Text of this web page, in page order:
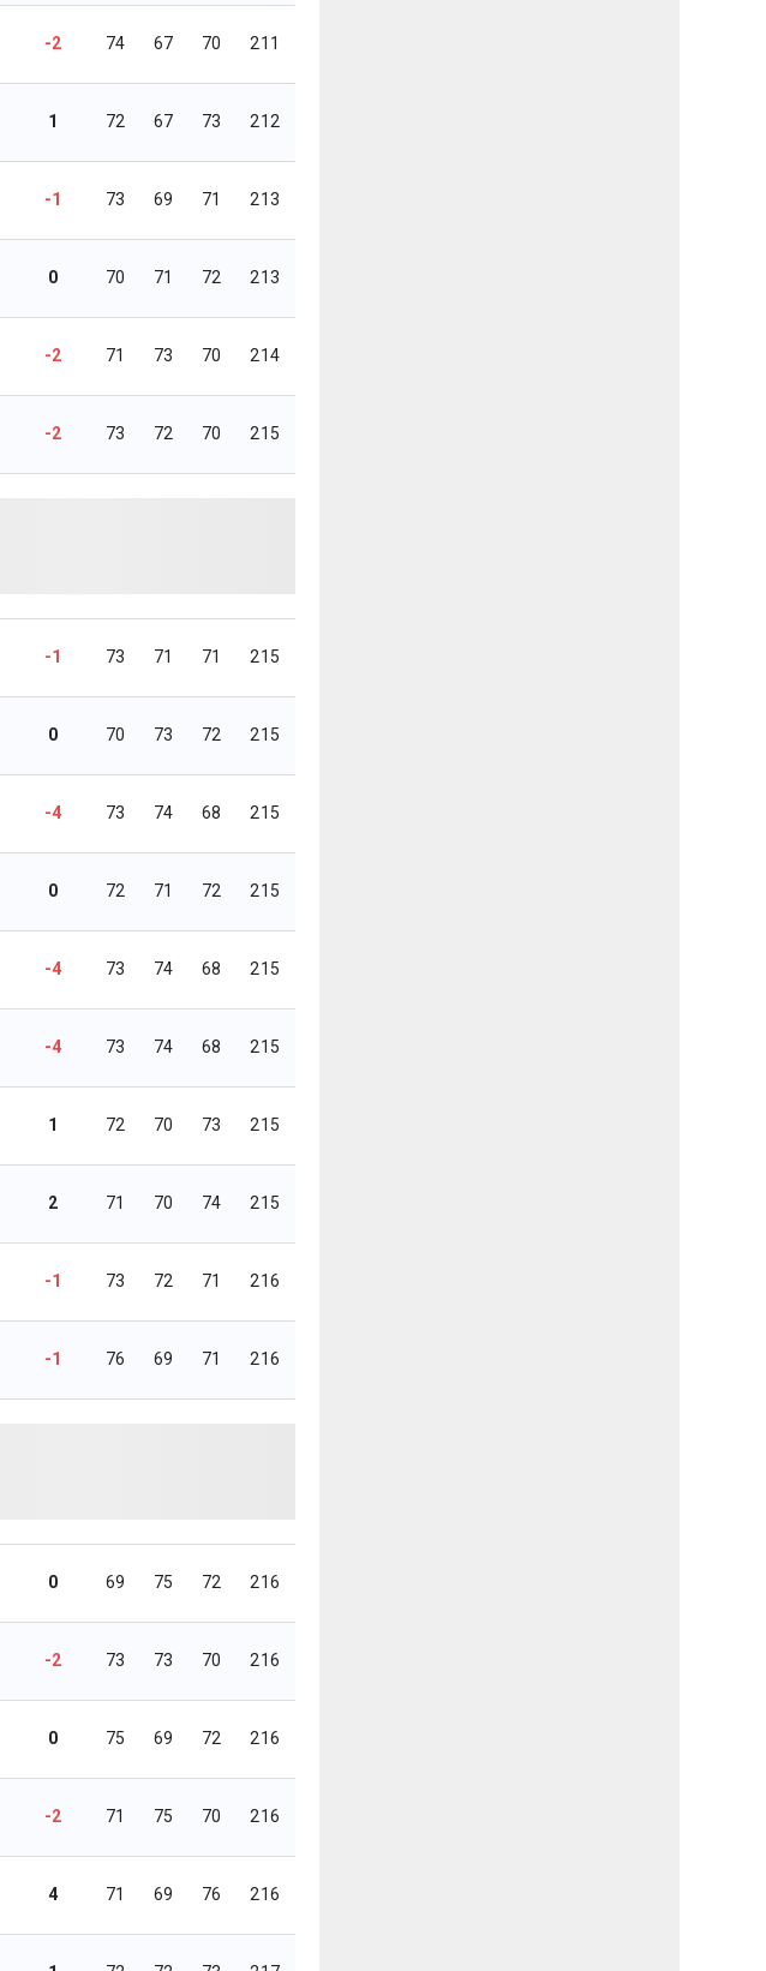
-2 74 67 70 211
1 72 67 73 212
-1 73 69 71 213
0 70 71 72 213
-2 71 73 70 214
-2 73 72 70 215
-1 73 71 71 215
0 70 73 72 215
-4 73 74 68 215
0 72 71 72 215
-4 73 74 68 215
-4 73 74 68 215
1 72 70 73 215
2 71 70 74 215
-1 73 72 71 216
-1 76 69 71 216
0 69 75 72 216
-2 73 73 70 216
0 75 69 72 216
-2 71 75 70 216
4 71 69 76 216